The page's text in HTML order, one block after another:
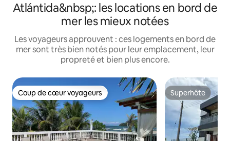
Atlántida&nbsp;: les locations en bord de
mer les mieux notées
Les voyageurs approuvent : ces logements en bord de
mer sont très bien notés pour leur emplacement, leur
propreté et bien plus encore.
Coup de cœur voyageurs
Coup de cœur voyageurs Superhôte
Superhôte